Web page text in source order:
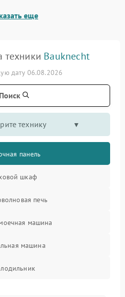
еще
техники Bauknecht
дату 06.08.2026
Поиск
технику
панель
шкаф
печь
машина
машина